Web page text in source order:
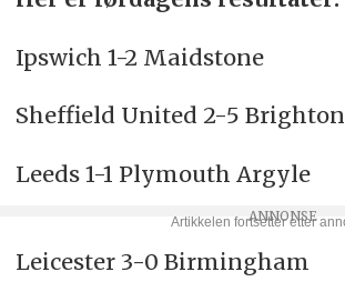
Ipswich 1-2 Maidstone
Sheffield United 2-5 Brighton
Leeds 1-1 Plymouth Argyle
Leicester 3-0 Birmingham